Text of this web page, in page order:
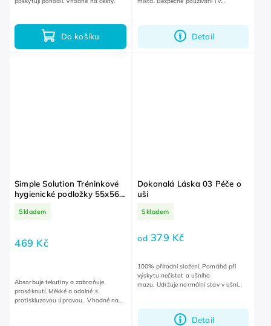
Do košíku Detail
Simple Solution Tréninkové
hygienické podložky 55x56
Skladem
469 Kč
Absorbuje tekutiny a zabraňuje
prosáknutí. Měkké a odolné s
protiskluzovou úpravou. Vhodné na
Dokonalá Láska 03 Péče o
uši
Skladem
od 379 Kč
Detail
100% přírodní složení. Pomáhá při
výskytu nečistot a ušního
mazu. Udržuje normální stav v ušní